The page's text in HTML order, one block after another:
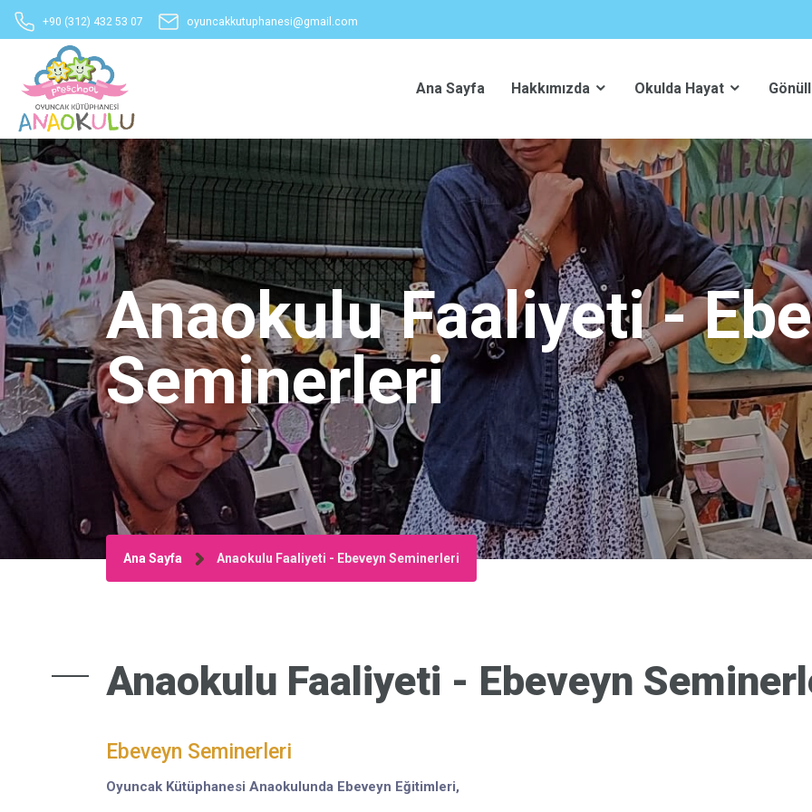
+90 (312) 432 53 07 oyuncakkutuphanesi@gmail.com
Ana Sayfa Hakkımızda Okulda Hayat
Anaokulu Faaliyeti -
Seminerleri
Ana Sayfa Anaokulu Faaliyeti - Ebeveyn Seminerleri
Anaokulu Faaliyeti - Ebeveyn
Ebeveyn Seminerleri
Oyuncak Kütüphanesi Anaokulunda Ebeveyn Eğitimleri,